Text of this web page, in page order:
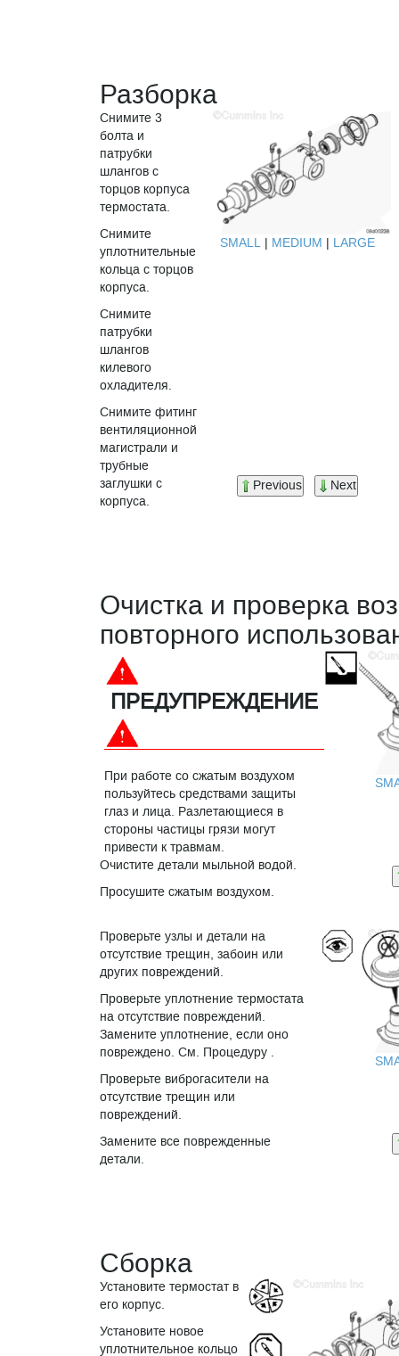
Разборка
Снимите 3
болта и
патрубки
шлангов с
торцов корпуса
термостата.
Снимите
уплотнительные
кольца с торцов
корпуса.
Снимите
патрубки
шлангов
килевого
охладителя.
Снимите фитинг
вентиляционной
магистрали и
трубные
заглушки с
корпуса.
SMALL | MEDIUM | LARGE
Previous Next
Очистка и проверка
повторного
ПРЕДУПРЕЖДЕНИЕ
При работе со сжатым воздухом
пользуйтесь средствами защиты
глаз и лица. Разлетающиеся в
стороны частицы грязи могут
привести к травмам.
Очистите детали мыльной водой.
Просушите сжатым воздухом.
Проверьте узлы и детали на
отсутствие трещин, забоин или
других повреждений.
Проверьте уплотнение термостата
на отсутствие повреждений.
Замените уплотнение, если оно
повреждено. См. Процедуру .
Проверьте виброгасители на
отсутствие трещин или
повреждений.
Замените все поврежденные
детали.
Сборка
Установите термостат в
его корпус.
Установите новое
уплотнительное кольцо